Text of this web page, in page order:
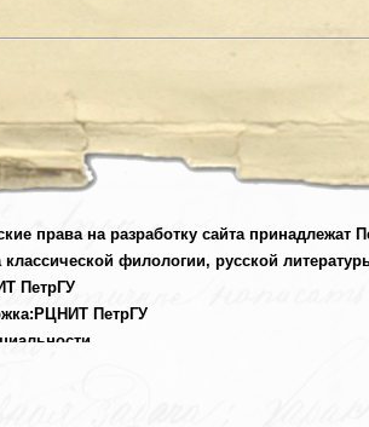
права на разработку сайта принадлежат
классической филологии, русской
ПетрГУ
РЦНИТ ПетрГУ